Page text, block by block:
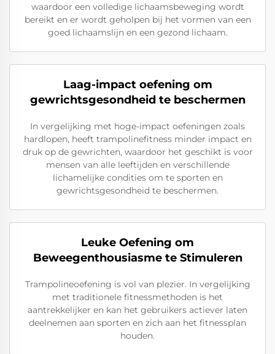
waardoor een volledige lichaamsbeweging wordt
bereikt en er wordt geholpen bij het vormen van een
goed lichaamslijn en een gezond lichaam.
Laag-impact oefening om
gewrichtsgesondheid te beschermen
In vergelijking met hoge-impact oefeningen zoals
hardlopen, heeft trampolinefitness minder impact en
druk op de gewrichten, waardoor het geschikt is voor
mensen van alle leeftijden en verschillende
lichamelijke condities om te sporten en
gewrichtsgesondheid te beschermen.
Leuke Oefening om
Beweegenthousiasme te Stimuleren
Trampolineoefening is vol van plezier. In vergelijking
met traditionele fitnessmethoden is het
aantrekkelijker en kan het gebruikers actiever laten
deelnemen aan sporten en zich aan het fitnessplan
houden.